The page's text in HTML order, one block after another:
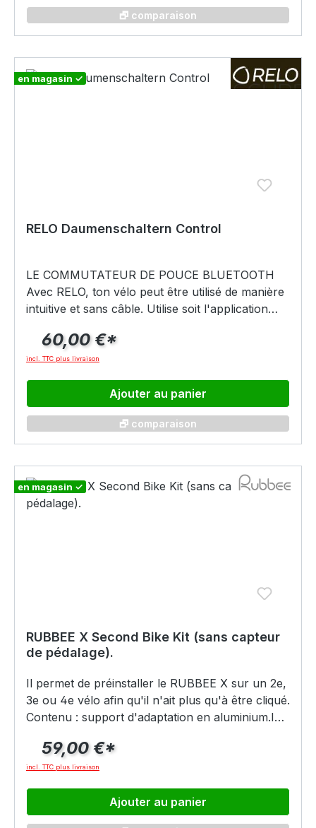
🗗 comparaison
en magasin ✓
RELO Daumenschaltern Control
LE COMMUTATEUR DE POUCE BLUETOOTH
Avec RELO, ton vélo peut être utilisé de manière
intuitive et sans câble. Utilise soit l'application
sur le guidon pour sélectionner l'un des trois
niveaux d'entraînement. Il suffit d'appuyer sur
un bouton pour qu'il se connecte à
l'entraînement via Bluetooth LE et te permette de
toujours conduire ton vélo avec la bonne
puissance.
60,00 €*
incl. TTC plus livraison
Ajouter au panier
🗗 comparaison
en magasin ✓
RUBBEE X Second Bike Kit (sans capteur
de pédalage).
Il permet de préinstaller le RUBBEE X sur un 2e,
3e ou 4e vélo afin qu'il n'ait plus qu'à être cliqué.
Contenu : support d'adaptation en aluminium.Ici
non disponible) à un prix spécial.
59,00 €*
incl. TTC plus livraison
Ajouter au panier